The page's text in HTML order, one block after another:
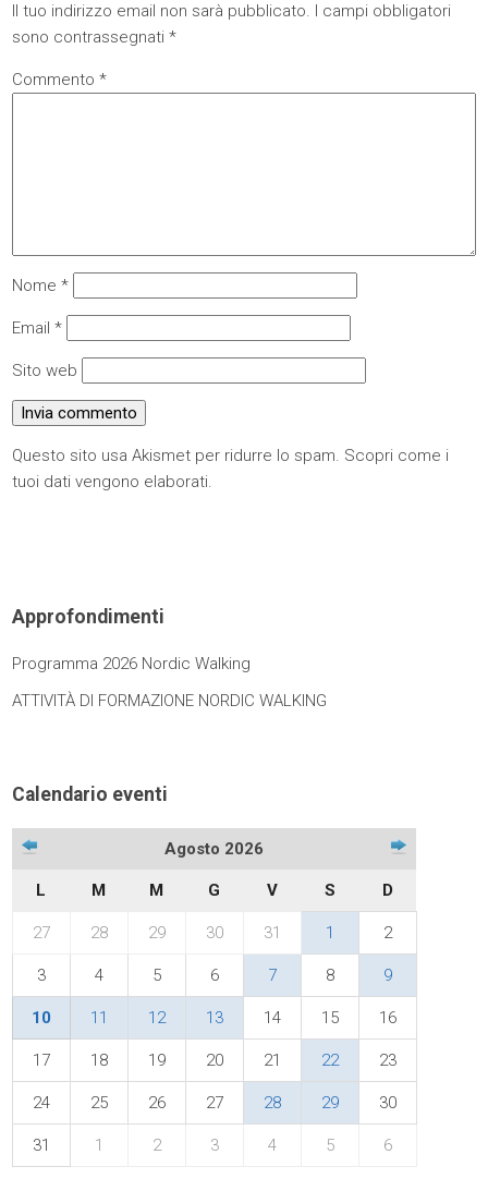
Il tuo indirizzo email non sarà pubblicato. I campi obbligatori
sono contrassegnati*
Commento*
Nome*
Email*
Sito web
Questo sito usa Akismet per ridurre lo spam. Scopri come i
tuoi dati vengono elaborati.
Approfondimenti
Programma 2026 Nordic Walking
ATTIVITÀ DI FORMAZIONE NORDIC WALKING
Calendario eventi
Agosto 2026
L M M G V S D
27 28 29 30 31 1 2
3 4 5 6 7 8 9
10 11 12 13 14 15 16
17 18 19 20 21 22 23
24 25 26 27 28 29 30
31 1 2 3 4 5 6